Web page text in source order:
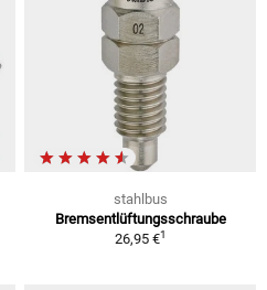
stahlbus
Bremsentlüftungsschraube
26,95 €1